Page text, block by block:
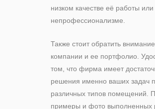
низком качестве её работы или
непрофессионализме.
Также стоит обратить
компании и ее портфолио.
том, что фирма имеет
решения именно ваших задач
различных типов помещений.
примеры и фото выполненных